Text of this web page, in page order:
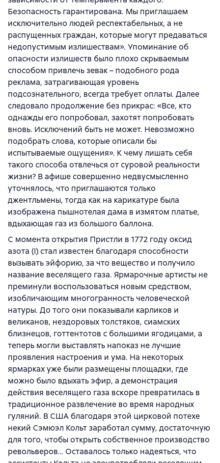
Безопасность гарантирована. Мы приглашаем
исключительно людей респектабельных, а не
распущенных граждан, которые могут предаваться
недопустимым излишествам». Упоминание об
опасности излишеств было плохо скрываемым
способом привлечь зевак – подобного рода
реклама, затрагивающая уровень
подсознательного, всегда требует оплаты. Далее
следовало продолжение без прикрас: «Все, кто
однажды его попробовал, захотят попробовать
вновь. Исключений быть не может. Невозможно
подобрать слова, которые описали бы
испытываемые ощущения». К чему лишать себя
такого способа отвлечься от суровой реальности
жизни? В афише совершенно недвусмысленно
уточнялось, что приглашаются только
джентльмены, тогда как на карикатуре была
изображена пышнотелая дама в измятом платье,
вдыхающая газ из большого баллона.
С момента открытия Пристли в 1772 году оксид
азота (I) стал известен благодаря способности
вызывать эйфорию, за что вещество и получило
название веселящего газа. Ярмарочные артисты не
преминули воспользоваться новым средством,
изобличающим многогранность человеческой
натуры. До того они показывали карликов и
великанов, нездоровых толстяков, сиамских
близнецов, готтентотов с большими ягодицами, а
теперь могли выставлять напоказ не лучшие
проявления настроения и ума. На некоторых
ярмарках уже были размещены площадки, где
можно было вдыхать эфир, а демонстрация
действия веселящего газа вскоре превратилась в
традиционное развлечение во время народных
гуляний. В США благодаря этой цирковой потехе
некий Сэмюэл Кольт заработал сумму, достаточную
для того, чтобы открыть собственное производство
револьверов… Оставалось только надеяться, что